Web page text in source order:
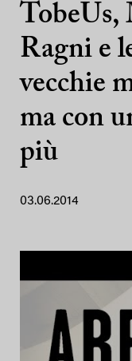
TobeUs,
Ragni e
vecchie
ma con
più
03.06.2014